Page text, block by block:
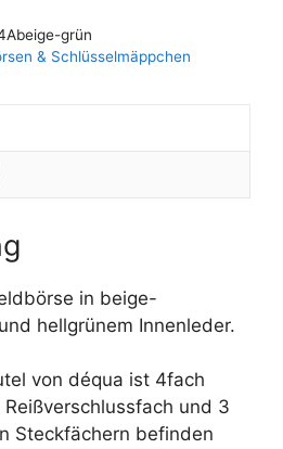
grün
& Schlüsselmäppchen
in beige-
hellgrünem Innenleder.
von déqua ist 4fach
und 3
Steckfächern befinden